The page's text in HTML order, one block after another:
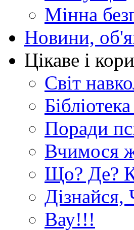
Мінна
Новини,
Цікаве і
Світ
Поради
Вчимося
Що? Де?
Вау!!!